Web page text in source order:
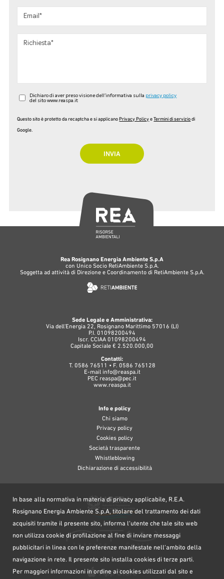
Dichiaro di aver preso visione dell'informativa sulla privacy policy
del sito www.reaspa.it
Questo sito è protetto da recaptcha e si applicanoPrivacy PolicyeTermini di serviziodi
Google.
Rea Rosignano Energia Ambiente S.p.A
con Unico Socio RetiAmbiente S.p.A.
Soggetta ad attività di Direzione e Coordinamento di RetiAmbiente S.p.A.
Sede Legale e Amministrativa:
Via dell'Energia 22, Rosignano Marittimo 57016 (LI)
P.I. 01098200494
Iscr. CCIAA 01098200494
Capitale Sociale € 2.520.000,00
Contatti:
T. 0586 76511 • F. 0586 765128
E-mail info@reaspa.it
PEC reaspa@pec.it
www.reaspa.it
Info e policy
Chi siamo
Privacy policy
Cookies policy
Società trasparente
Whistleblowing
Dichiarazione di accessibilità
In base alla normativa in materia di privacy applicabile, R.E.A.
Rosignano Energia Ambiente S.p.A, titolare del trattamento dei dati
acquisiti tramite il presente sito, informa l’utente che tale sito web
non utilizza cookie di profilazione al fine di inviare messaggi
pubblicitari in linea con le preferenze manifestate nell’ambito della
navigazione in rete. Il presente sito installa cookies di terze parti.
Per maggiori informazioni in ordine ai cookies utilizzati dal sito e